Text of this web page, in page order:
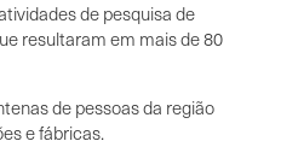
de pesquisa de
resultaram em mais de 80
de pessoas da região
e fábricas.